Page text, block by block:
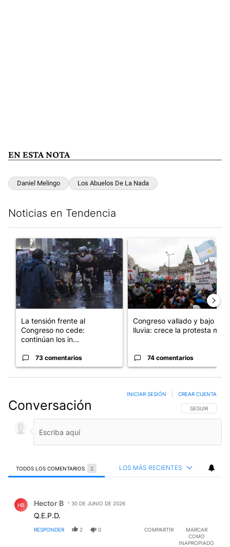
EN ESTA NOTA
Daniel Melingo Los Abuelos De La Nada
Noticias en Tendencia
Un artículo de tendencia con el título "La tensión frente al
La tensión frente al
Congreso no cede:
continúan los in...
73 comentarios
Un artículo de tendencia
Congreso vallado y bajo la
lluvia: crece la protesta mi...
74 comentarios
Conversación SIGA ESTA
SEGUIR
INICIAR SESIÓN CREAR CUENTA
TODOS LOS COMENTARIOS 2 LOS MÁS RECIENTES
HB Hector B 30 DE JUNIO DE 2026
Q.E.P.D.
RESPONDER 2 0 COMPARTIR
MARCAR
COMO
INAPROPIADO